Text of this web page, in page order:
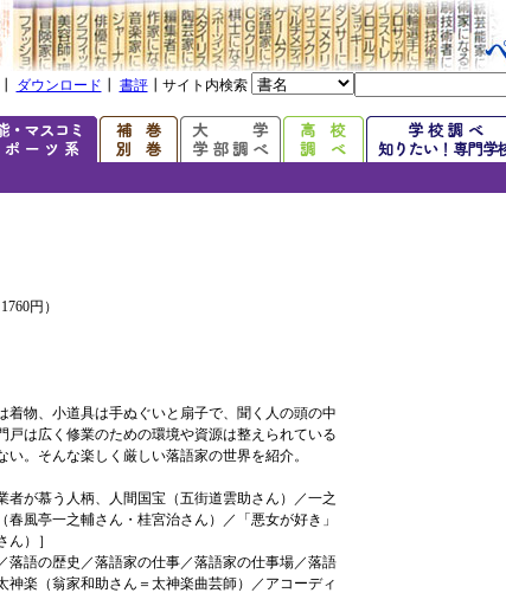
ダウンロード 書評┃サイト内検索
円）
着物、小道具は手ぬぐいと扇子で、聞く人の頭の中
戸は広く修業のための環境や資源は整えられている
い。そんな楽しく厳しい落語家の世界を紹介。
者が慕う人柄、人間国宝（五街道雲助さん）／一之
春風亭一之輔さん・桂宮治さん）／「悪女が好き」
）］
落語の歴史／落語家の仕事／落語家の仕事場／落語
神楽（翁家和助さん＝太神楽曲芸師）／アコーディ